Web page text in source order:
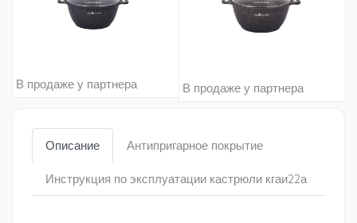
В продаже у партнера В продаже у партнера
Описание Антипригарное покрытие
Инструкция по эксплуатации кастрюли кгаи22а